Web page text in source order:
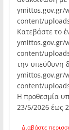
ymittos.gov.gr/
content/
Κατεβάστε το
ymittos.gov.gr/
content/
την υπεύθυνη
ymittos.gov.gr/
content/
Η προθεσμία
23/5/2026 έως
Διαβάστε